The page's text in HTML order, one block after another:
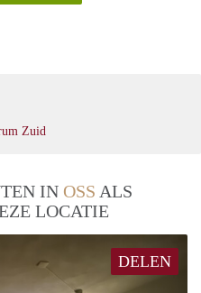
Zuid
IN OSS ALS
LOCATIE
DELEN